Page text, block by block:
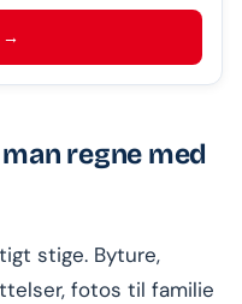
→
regne med
stige. Byture,
fotos til familie